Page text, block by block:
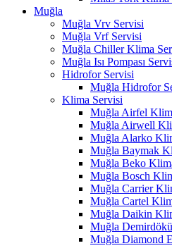
Muğla
Muğla Vrv Servisi
Muğla Vrf Servisi
Muğla Chiller Klima
Muğla Isı Pompası
Hidrofor Servisi
Muğla Hidrofor
Klima Servisi
Muğla Airfel
Muğla Airwell
Muğla Alarko
Muğla Baymak
Muğla Beko
Muğla Bosch
Muğla Carrier
Muğla Cartel
Muğla Daikin
Muğla
Muğla Diamond